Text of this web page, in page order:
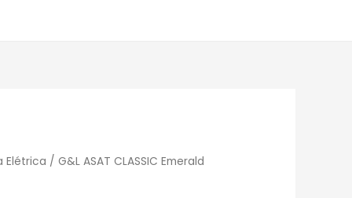
Elétrica / G&L ASAT CLASSIC Emerald